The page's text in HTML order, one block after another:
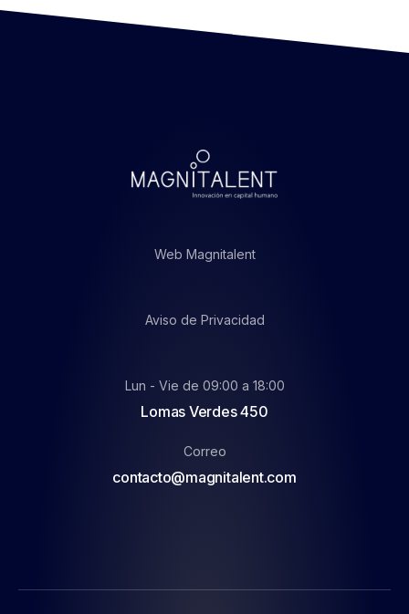
Web Magnitalent
Aviso de Privacidad
Lun - Vie de 09:00 a 18:00
Lomas Verdes 450
Correo
contacto@magnitalent.com